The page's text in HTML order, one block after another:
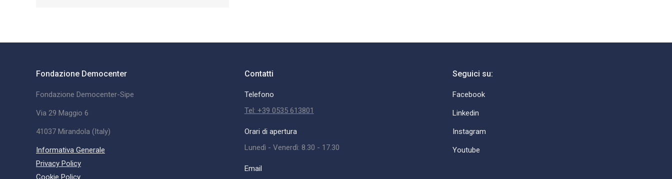
Fondazione Democenter
Fondazione Democenter-Sipe
Via 29 Maggio 6
41037 Mirandola (Italy)
Informativa Generale
Privacy Policy
Cookie Policy
Contatti
Telefono
Tel: +39 0535 613801
Orari di apertura
Lunedì - Venerdì: 8.30 - 17.30
Email
Seguici su:
Facebook
Linkedin
Instagram
Youtube